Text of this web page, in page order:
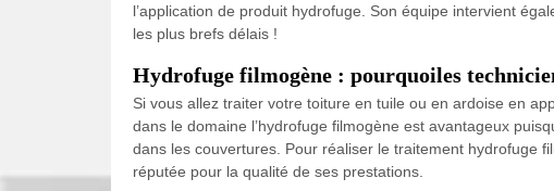
l’application de produit hydrofuge. Son équipe intervient
les plus brefs délais !
Hydrofuge filmogène : pourquoiles
Si vous allez traiter votre toiture en tuile ou en ardoise en
dans le domaine l’hydrofuge filmogène est avantageux
dans les couvertures. Pour réaliser le traitement hydrofuge
réputée pour la qualité de ses prestations.